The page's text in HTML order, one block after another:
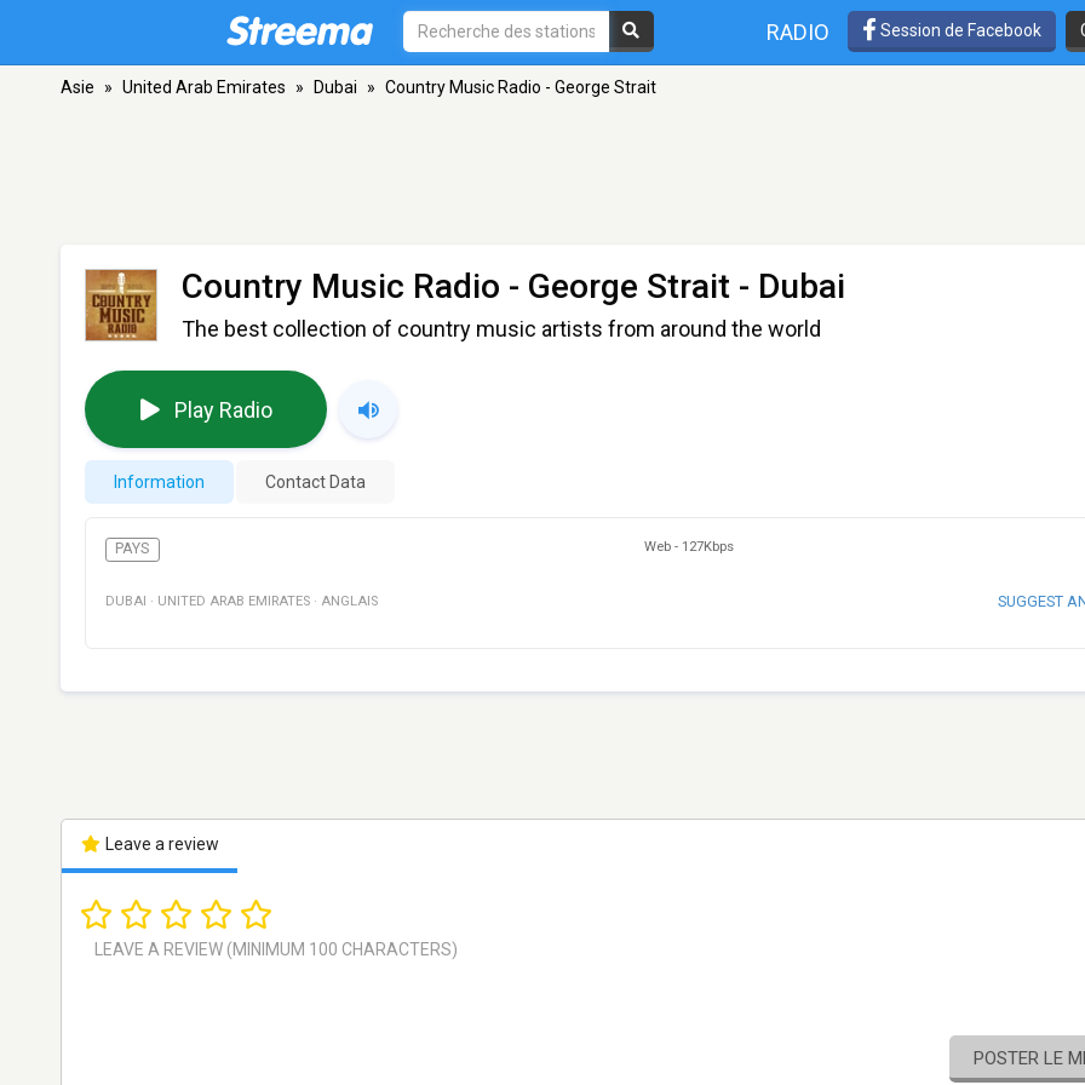
RADIO Session de Facebook
Asie » United Arab Emirates » Dubai » Country Music Radio - George Strait
Country Music Radio - George Strait - Dubai
The best collection of country music artists from around the world
Play Radio
Information Contact Data
PAYS Web - 127Kbps
DUBAI · UNITED ARAB EMIRATES · ANGLAIS SUGGEST
Leave a review
POSTER LE